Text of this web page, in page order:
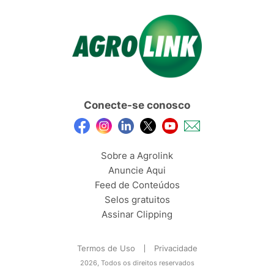
Conecte-se conosco
Sobre a Agrolink
Anuncie Aqui
Feed de Conteúdos
Selos gratuitos
Assinar Clipping
Termos de Uso Privacidade
2026, Todos os direitos reservados